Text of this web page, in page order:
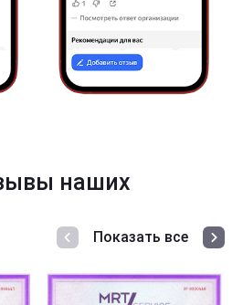
наших
Показать все